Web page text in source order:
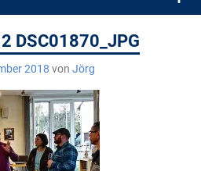
DSC01870_JPG
2018 von Jörg